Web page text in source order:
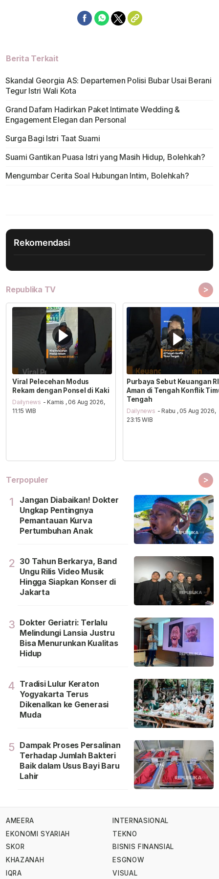
Berita Terkait
Skandal Georgia AS: Departemen Polisi Bubar Usai Berani
Tegur Istri Wali Kota
Grand Dafam Hadirkan Paket Intimate Wedding &
Engagement Elegan dan Personal
Surga Bagi Istri Taat Suami
Suami Gantikan Puasa Istri yang Masih Hidup, Bolehkah?
Mengumbar Cerita Soal Hubungan Intim, Bolehkah?
Rekomendasi
Republika TV >
Viral Pelecehan Modus
Rekam dengan Ponsel di Kaki
Dailynews - Kamis , 06 Aug 2026,
11:15 WIB
Purbaya Sebut Keuangan RI
Aman di Tengah Konflik
Tengah
Dailynews - Rabu , 05 Aug 2026,
23:15 WIB
Terpopuler >
1
Jangan Diabaikan! Dokter
Ungkap Pentingnya
Pemantauan Kurva
Pertumbuhan Anak
2 30 Tahun Berkarya, Band
Ungu Rilis Video Musik
Hingga Siapkan Konser di
Jakarta
3 Dokter Geriatri: Terlalu
Melindungi Lansia Justru
Bisa Menurunkan Kualitas
Hidup
4 Tradisi Lulur Keraton
Yogyakarta Terus
Dikenalkan ke Generasi
Muda
5 Dampak Proses Persalinan
Terhadap Jumlah Bakteri
Baik dalam Usus Bayi Baru
Lahir
AMEERA
EKONOMI SYARIAH
SKOR
KHAZANAH
IQRA
INTERNASIONAL
TEKNO
BISNIS FINANSIAL
ESGNOW
VISUAL